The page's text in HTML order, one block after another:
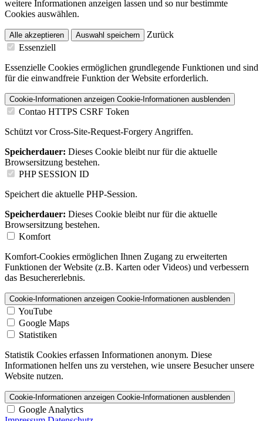
weitere Informationen anzeigen lassen und so nur bestimmte
Cookies auswählen.
Alle akzeptieren Auswahl speichern
Zurück
Essenziell
Essenzielle Cookies ermöglichen grundlegende Funktionen und sind
für die einwandfreie Funktion der Website erforderlich.
Cookie-Informationen anzeigen Cookie-Informationen ausblenden
Contao HTTPS CSRF Token
Schützt vor Cross-Site-Request-Forgery Angriffen.
Speicherdauer: Dieses Cookie bleibt nur für die aktuelle
Browsersitzung bestehen.
PHP SESSION ID
Speichert die aktuelle PHP-Session.
Speicherdauer: Dieses Cookie bleibt nur für die aktuelle
Browsersitzung bestehen.
Komfort
Komfort-Cookies ermöglichen Ihnen Zugang zu erweiterten
Funktionen der Website (z.B. Karten oder Videos) und verbessern
das Besuchererlebnis.
Cookie-Informationen anzeigen Cookie-Informationen ausblenden
YouTube
Google Maps
Statistiken
Statistik Cookies erfassen Informationen anonym. Diese
Informationen helfen uns zu verstehen, wie unsere Besucher unsere
Website nutzen.
Cookie-Informationen anzeigen Cookie-Informationen ausblenden
Google Analytics